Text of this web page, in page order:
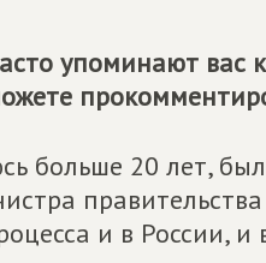
упоминают вас
больше 20 лет,
и в России, и